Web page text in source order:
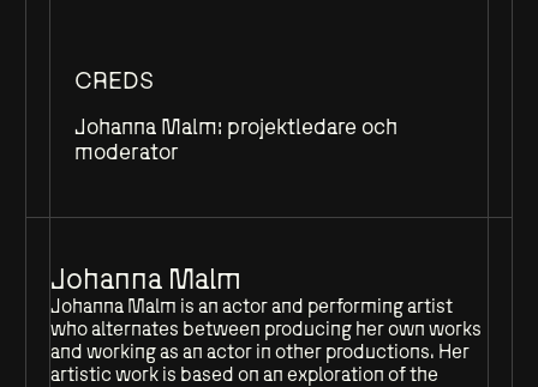
CREDS
Johanna Malm: projektledare och
moderator
Johanna Malm
Johanna Malm is an actor and performing artist
who alternates between producing her own works
and working as an actor in other productions. Her
artistic work is based on an exploration of the